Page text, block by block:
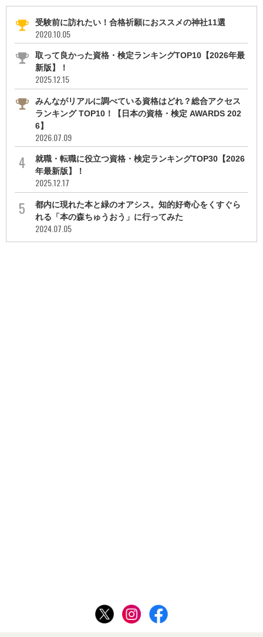
受験前に訪れたい！合格祈願におススメの神社11選
2020.10.05
取って良かった資格・検定ランキングTOP10【2026年最
新版】！
2025.12.15
みんながリアルに調べている資格はどれ？総合アクセス
ランキング TOP10！【日本の資格・検定 AWARDS 202
6】
2026.07.09
就職・転職に役立つ資格・検定ランキングTOP30【2026
年最新版】！
2025.12.17
都内に現れた本と緑のオアシス。知的好奇心をくすぐら
れる「本の森ちゅうおう」に行ってみた
2024.07.05